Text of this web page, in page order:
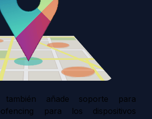
también añade soporte para
para los dispositivos